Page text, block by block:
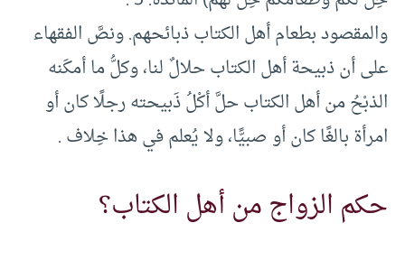
والمقصود بطعام أهل الكتاب ذبائحهم. ونصَّ الفقهاء
على أن ذبيحة أهل الكتاب حلالٌ لنا، وكلُّ ما أمكَنه
الذبْحُ من أهل الكتاب حلَّ أكْلُ ذَبيحته رجلًا كان أو
امرأة بالغًا كان أو صبيًّا، ولا يُعلم في هذا خِلاف .
حكم الزواج من أهل الكتاب؟